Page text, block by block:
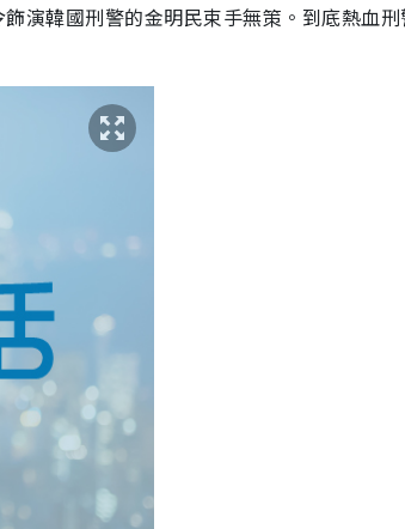
演韓國刑警的金明民束手無策。到底熱血